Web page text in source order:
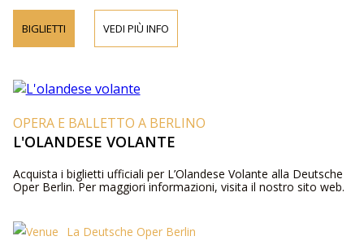
BIGLIETTI VEDI PIÙ INFO
OPERA E BALLETTO A BERLINO
L'OLANDESE VOLANTE
Acquista i biglietti ufficiali per L’Olandese Volante alla Deutsche
Oper Berlin. Per maggiori informazioni, visita il nostro sito web.
La Deutsche Oper Berlin